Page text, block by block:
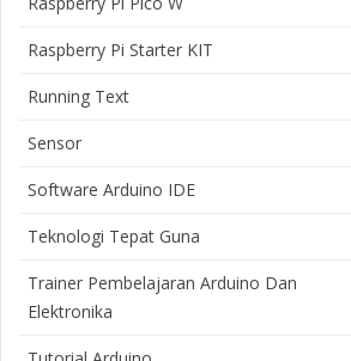
Raspberry Pi Starter KIT
Running Text
Sensor
Software Arduino IDE
Teknologi Tepat Guna
Trainer Pembelajaran Arduino Dan
Elektronika